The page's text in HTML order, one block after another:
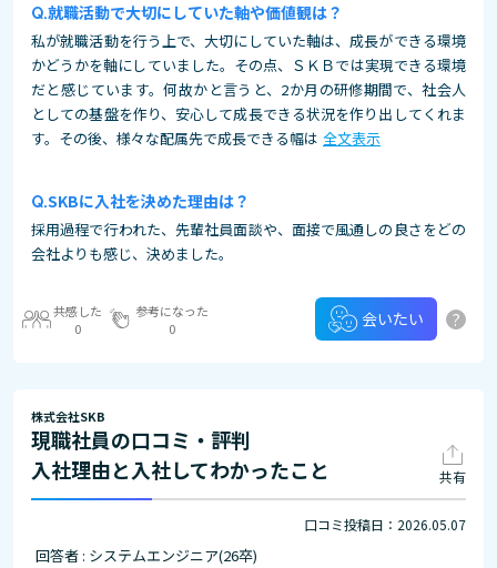
就職活動で大切にしていた軸や価値観は？
私が就職活動を行う上で、大切にしていた軸は、成長ができる環境
かどうかを軸にしていました。その点、ＳＫＢでは実現できる環境
だと感じています。何故かと言うと、2か月の研修期間で、社会人
としての基盤を作り、安心して成長できる状況を作り出してくれま
す。その後、様々な配属先で成長できる幅は 全文表示
SKBに入社を決めた理由は？
採用過程で行われた、先輩社員面談や、面接で風通しの良さをどの
会社よりも感じ、決めました。
共感した
0
参考になった
0
会いたい ?
株式会社SKB
現職社員の口コミ・評判
入社理由と入社してわかったこと
共有
口コミ投稿日：2026.05.07
回答者 : システムエンジニア(26卒)